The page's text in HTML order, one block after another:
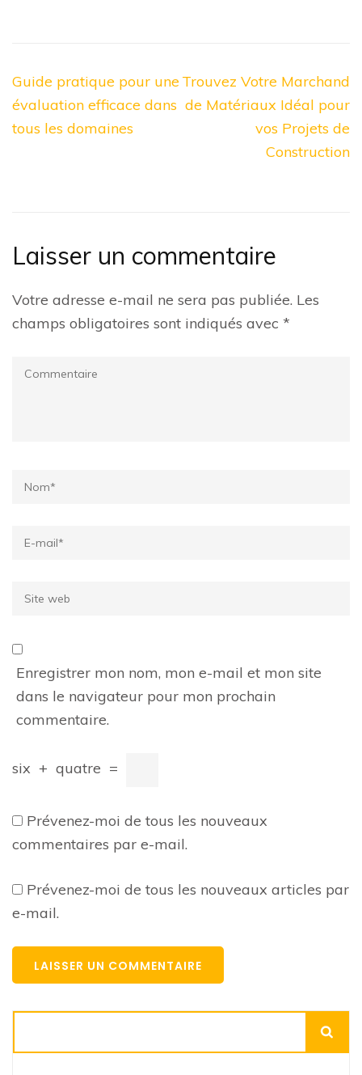
Navigation
de
l’article
Guide pratique pour une
évaluation efficace dans
tous les domaines
Trouvez Votre Marchand
de Matériaux Idéal pour
vos Projets de
Construction
Laisser un commentaire
Votre adresse e-mail ne sera pas publiée. Les
champs obligatoires sont indiqués avec *
Commentaire
Name*
Email*
Site
Enregistrer mon nom, mon e-mail et mon site
dans le navigateur pour mon prochain
commentaire.
six + quatre =
Prévenez-moi de tous les nouveaux
commentaires par e-mail.
Prévenez-moi de tous les nouveaux articles par
e-mail.